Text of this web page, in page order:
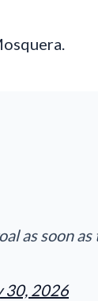
as soon as
30, 2026